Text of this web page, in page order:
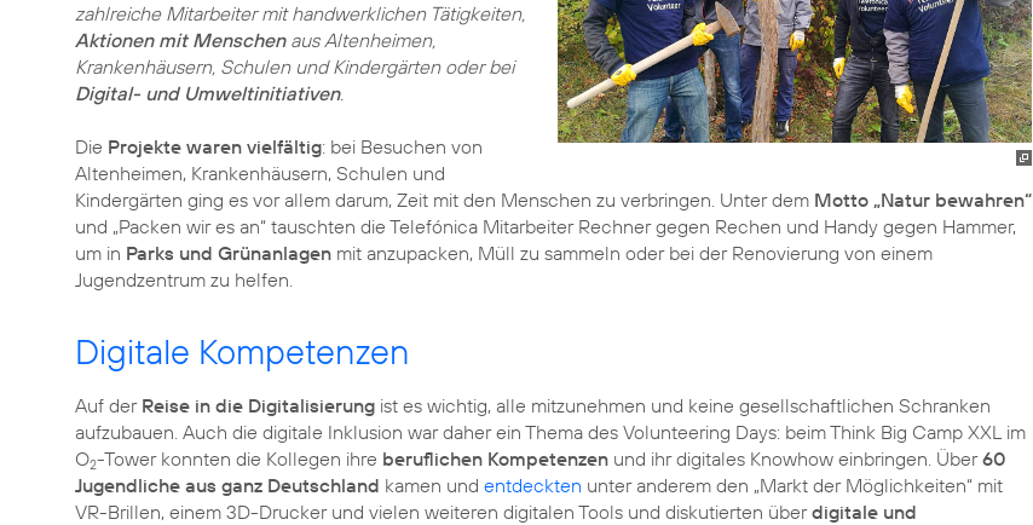
zahlreiche Mitarbeiter mit handwerklichen Tätigkeiten,
Aktionen mit Menschenaus Altenheimen,
Krankenhäusern, Schulen und Kindergärten oder bei
Digital- und Umweltinitiativen.
Die Projekte waren vielfältig: bei Besuchen von
Altenheimen, Krankenhäusern, Schulen und
Kindergärten ging es vor allem darum, Zeit mit den Menschen zu verbringen. Unter dem Motto „Natur bewahren“
und „Packen wir es an“ tauschten die Telefónica Mitarbeiter Rechner gegen Rechen und Handy gegen Hammer,
um in Parks und Grünanlagen mit anzupacken, Müll zu sammeln oder bei der Renovierung von einem
Jugendzentrum zu helfen.
Digitale Kompetenzen
Auf der Reise in die Digitalisierung ist es wichtig, alle mitzunehmen und keine gesellschaftlichen Schranken
aufzubauen. Auch die digitale Inklusion war daher ein Thema des Volunteering Days: beimThink Big Camp XXL im
O2-Tower konnten die Kollegen ihre beruflichen Kompetenzen und ihr digitales Knowhow einbringen. Über60
Jugendliche aus ganz Deutschland kamen und entdeckten unter anderem den „Markt der Möglichkeiten“ mit
VR-Brillen, einem 3D-Drucker und vielen weiteren digitalen Tools und diskutierten überdigitale und